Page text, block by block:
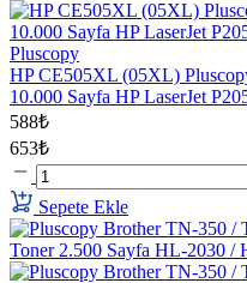
Pluscopy
HP CE505XL (05XL)
10.000 Sayfa HP LaserJet
588₺
653₺
Sepete Ekle